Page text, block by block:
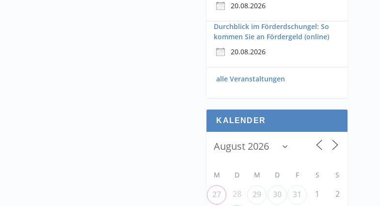
20.08.2026
Durchblick im Förderdschungel: So
kommen Sie an Fördergeld (online)
20.08.2026
alle Veranstaltungen
KALENDER
M D M D F S S
27 28 29 30 31 1
2